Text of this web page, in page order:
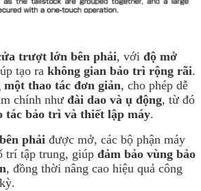
trượt lớn bên phải, với độ mở
tạo ra không gian bảo trì rộng rãi.
một thao tác đơn giản, cho phép dễ
chính như đài dao và ụ động, từ đó
tác bảo trì và thiết lập máy.
phải được mở, các bộ phận máy
trí tập trung, giúp đảm bảo vùng bảo
, đồng thời nâng cao hiệu quả công